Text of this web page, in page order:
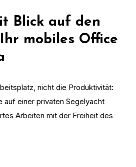
Blick auf den
mobiles Office
nicht die Produktivität:
auf einer privaten Segelyacht
Arbeiten mit der Freiheit des